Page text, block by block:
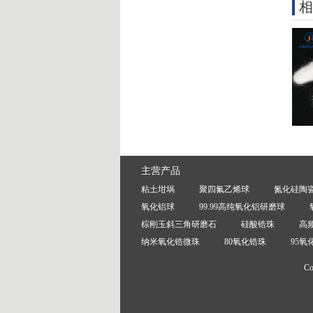
主营产品
粘土坩埚 聚四氟乙烯球
氮化硅陶
氧化铝球
99.99高纯氧化铝研磨球
棕刚玉斜三角研磨石
硅酸锆珠
高
纳米氧化锆微珠
80氧化锆珠 95氧